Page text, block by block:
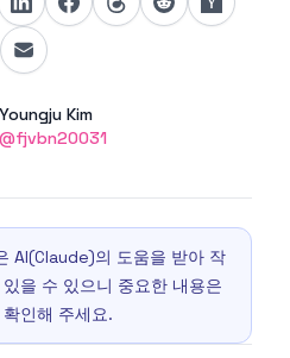
Name
Youngju Kim
Twitter
@fjvbn20031
AI(Claude)의 도움을 받아 작
을 수 있으니 중요한 내용은
인해 주세요.